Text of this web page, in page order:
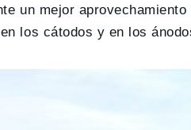
un mejor
los cátodos y en los